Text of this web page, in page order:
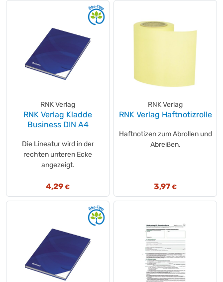
RNK Verlag
RNK Verlag Kladde
Business DIN A4
Die Lineatur wird in der
rechten unteren Ecke
angezeigt.
4,29 €
RNK Verlag
RNK Verlag Haftnotizrolle
Haftnotizen zum Abrollen und
Abreißen.
3,97 €